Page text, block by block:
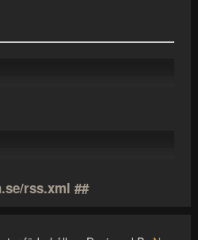
rss.xml ##